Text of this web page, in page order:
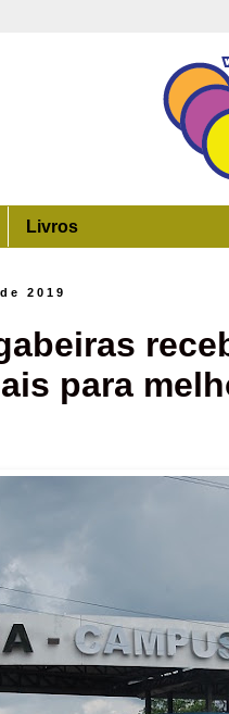
Livros
2019
para